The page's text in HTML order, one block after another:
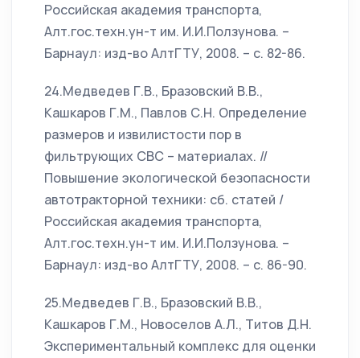
Российская академия транспорта,
Алт.гос.техн.ун-т им. И.И.Ползунова. –
Барнаул: изд-во АлтГТУ, 2008. – с. 82-86.
24.Медведев Г.В., Бразовский В.В.,
Кашкаров Г.М., Павлов С.Н. Определение
размеров и извилистости пор в
фильтрующих СВС – материалах. //
Повышение экологической безопасности
автотракторной техники: сб. статей /
Российская академия транспорта,
Алт.гос.техн.ун-т им. И.И.Ползунова. –
Барнаул: изд-во АлтГТУ, 2008. – с. 86-90.
25.Медведев Г.В., Бразовский В.В.,
Кашкаров Г.М., Новоселов А.Л., Титов Д.Н.
Экспериментальный комплекс для оценки